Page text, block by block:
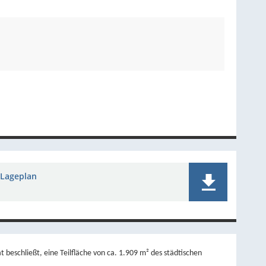
Lageplan
eine Teilfläche von ca. 1.909 m² des städtischen